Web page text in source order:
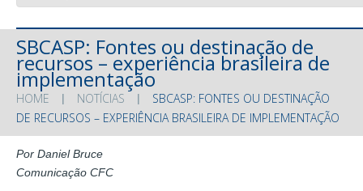
SBCASP: Fontes ou destinação de
recursos – experiência brasileira de
implementação
HOME NOTÍCIAS
SBCASP: FONTES OU DESTINAÇÃO
DE RECURSOS – EXPERIÊNCIA BRASILEIRA DE IMPLEMENTAÇÃO
Por Daniel Bruce
Comunicação CFC